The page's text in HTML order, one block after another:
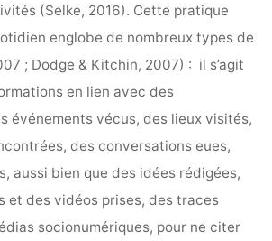
(Selke, 2016). Cette pratique
englobe de nombreux types de
; Dodge & Kitchin, 2007) : il s’agit
en lien avec des
événements vécus, des lieux visités,
des conversations eues,
aussi bien que des idées rédigées,
et des vidéos prises, des traces
socionumériques, pour ne citer